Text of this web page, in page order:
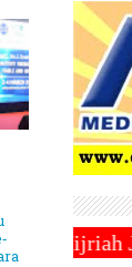
Pada